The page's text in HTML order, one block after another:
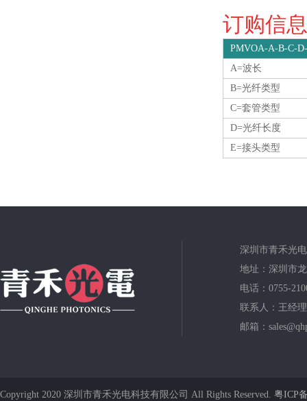
订购信
PMVOA-A-B-C-
A=波长
B=光纤类型
C=套管类型
D=光纤长度
E=接头类型
深圳市青禾光
地址：深圳市
电话：0755-
联系人：王经理
邮箱：
Copyright 2020 深圳市青禾光电科技有限公司 All Rights Reserved. 粤ICP